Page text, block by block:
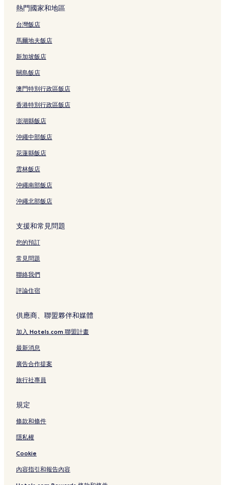
熱門國家和地區
台灣飯店
馬爾地夫飯店
新加坡飯店
關島飯店
澳門特別行政區飯店
香港特別行政區飯店
澎湖縣飯店
沖繩中部飯店
花蓮縣飯店
雲林飯店
沖繩南部飯店
沖繩北部飯店
支援和常見問題
您的預訂
常見問題
聯絡我們
評論住宿
供應商、聯盟夥伴和媒體
加入 Hotels.com 聯盟計畫
最新消息
廣告合作提案
旅行社專員
規定
條款和條件
隱私權
Cookie
內容指引和報告內容